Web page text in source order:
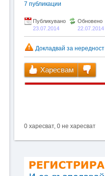
7 публикации
Публикувано
23.07.2014
Обновено
22.07.2014
Докладвай за нередност
Харесвам
0 харесват, 0 не харесват